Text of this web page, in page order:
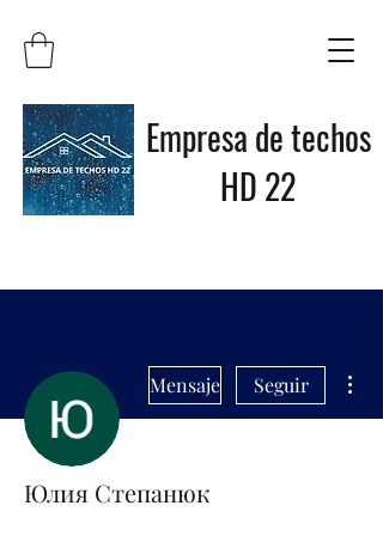
Empresa de techos
HD 22
Mensaje Seguir
Юлия Степанюк